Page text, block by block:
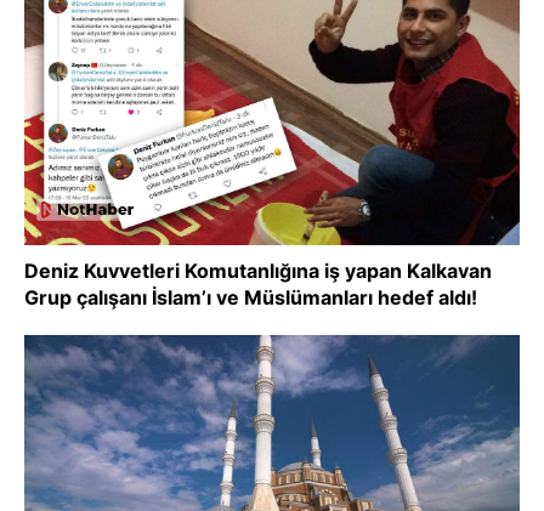
Deniz Kuvvetleri Komutanlığına iş yapan Kalkavan
Grup çalışanı İslam’ı ve Müslümanları hedef aldı!